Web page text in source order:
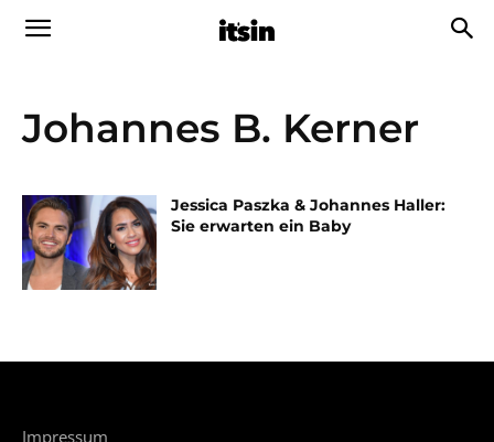
Johannes B. Kerner
Jessica Paszka & Johannes Haller:
Sie erwarten ein Baby
Impressum